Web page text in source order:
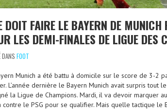
DOIT FAIRE LE BAYERN DE
LES DEMI-FINALES DE LIGUE DES
FOOT
Munich a été battu à domicile sur le score de 3-2
L’année dernière le Bayern Munich avait surpris tout
la Ligue de Champions. Mardi, il va devoir marquer
contre le PSG pour se qualifier. Mais quelle tactique le